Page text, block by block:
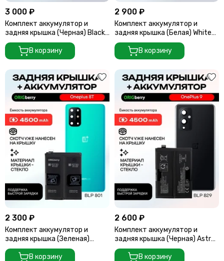
3 000 ₽
Комплект аккумулятор и
задняя крышка (Черная) Black
для смартфона OnePlus 9RT
В корзину
2 900 ₽
Комплект аккумулятор и
задняя крышка (Белая) White
для смартфона Oneplus 10 Pro
В корзину
2 300 ₽
Комплект аккумулятор и
задняя крышка (Зеленая)
Aquamarine green для
смартфона Oneplus 8T
В корзину
2 600 ₽
Комплект аккумулятор и
задняя крышка (Черная) Astral
black для смартфона OnePlus 9
В корзину